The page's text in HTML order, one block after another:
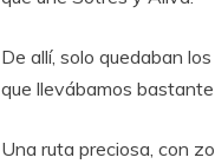
De allí, solo quedaban
que llevábamos bastante
Una ruta preciosa, con